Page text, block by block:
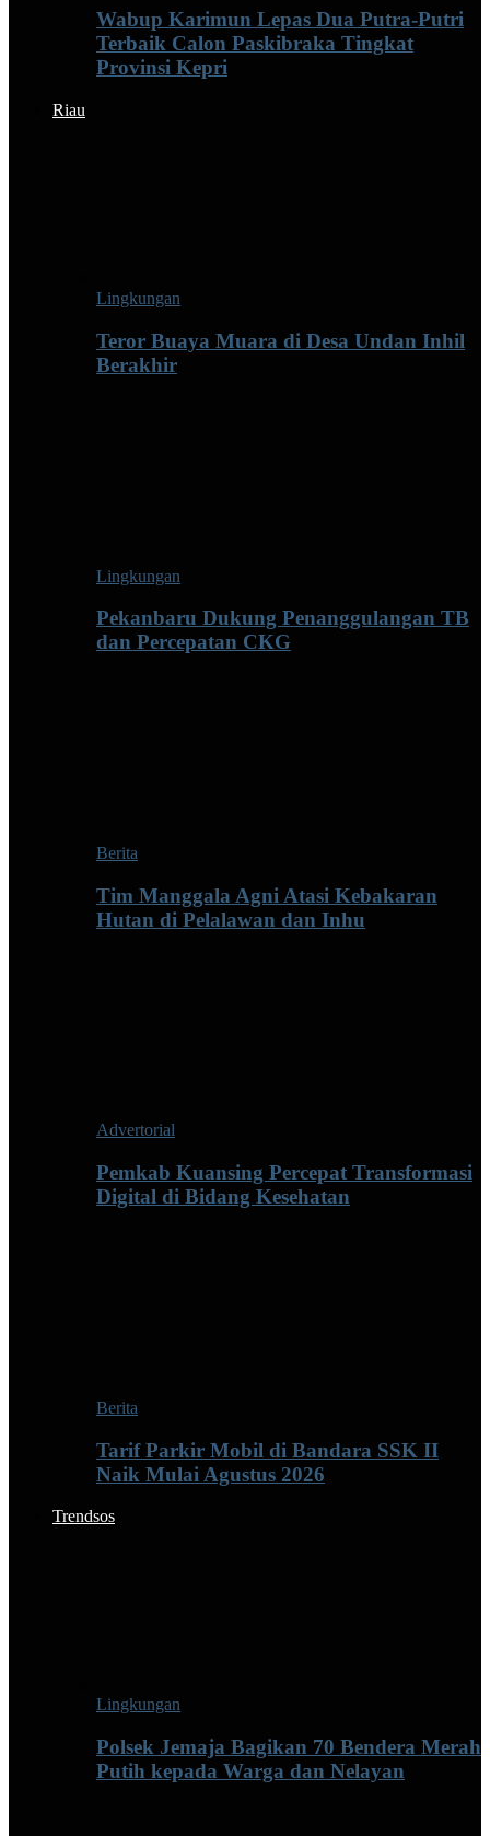
Wabup Karimun Lepas Dua Putra-Putri
Terbaik Calon Paskibraka Tingkat
Provinsi Kepri
Riau
Lingkungan
Teror Buaya Muara di Desa Undan Inhil
Berakhir
Lingkungan
Pekanbaru Dukung Penanggulangan TB
dan Percepatan CKG
Berita
Tim Manggala Agni Atasi Kebakaran
Hutan di Pelalawan dan Inhu
Advertorial
Pemkab Kuansing Percepat Transformasi
Digital di Bidang Kesehatan
Berita
Tarif Parkir Mobil di Bandara SSK II
Naik Mulai Agustus 2026
Trendsos
Lingkungan
Polsek Jemaja Bagikan 70 Bendera Merah
Putih kepada Warga dan Nelayan